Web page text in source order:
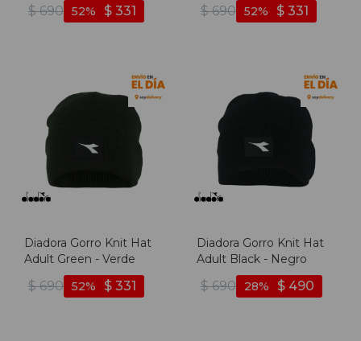
$ 690 $ 331
52 $ 690 $ 331
52
Diadora Gorro Knit Hat
Adult Green - Verde
$ 690 $ 331
52
Diadora Gorro Knit Hat
Adult Black - Negro
$ 690 $ 490
28